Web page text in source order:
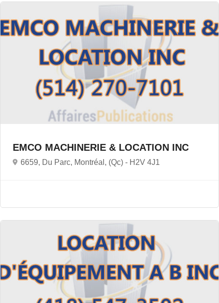
EMCO MACHINERIE & LOCATION INC
6659, Du Parc, Montréal, (Qc) - H2V 4J1